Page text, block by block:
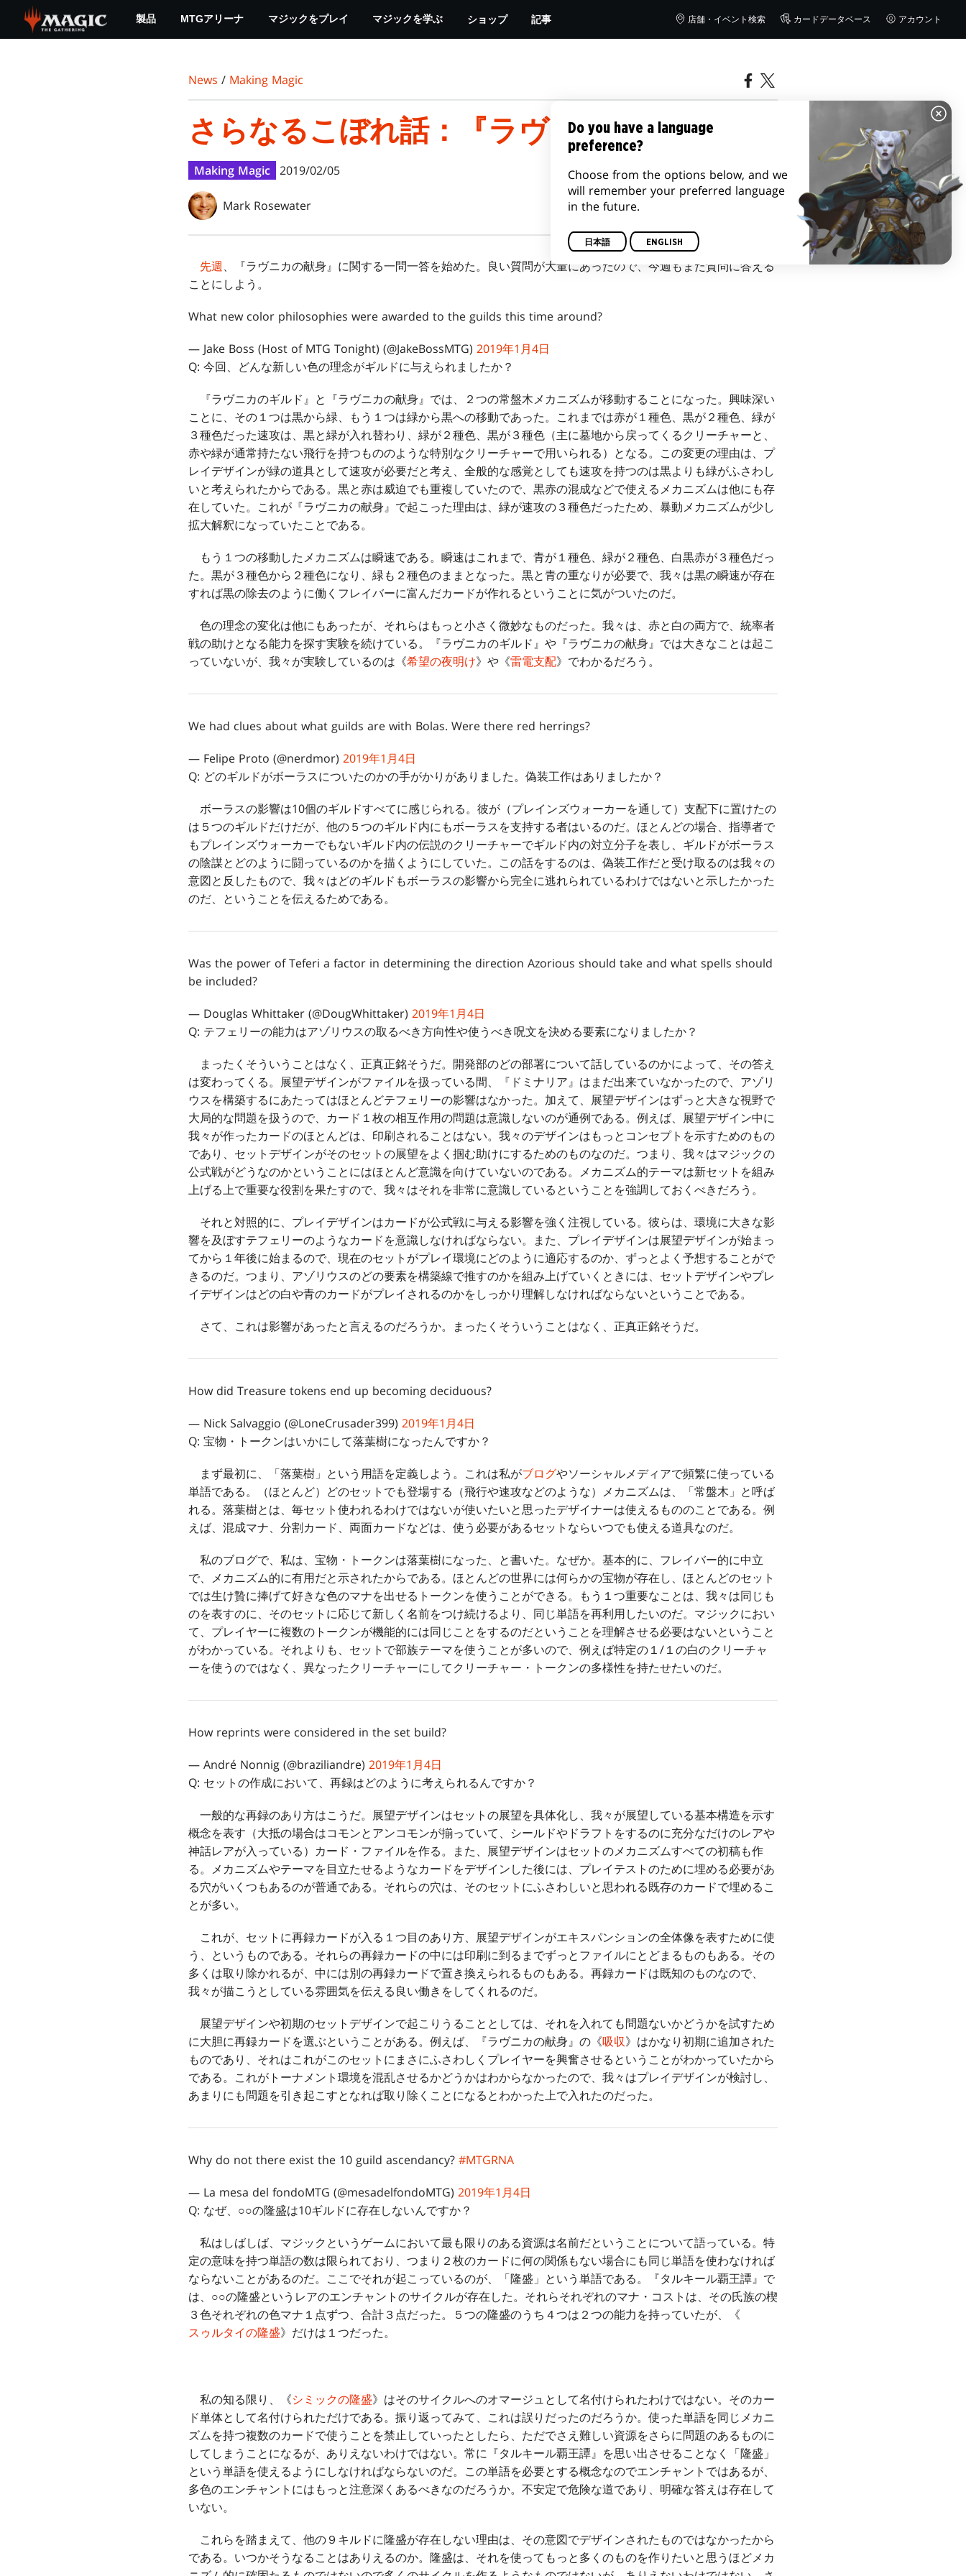
main
製品 MTGアリーナ マジックをプレイ マジックを学ぶ ショップ 記事 店舗・イベント検索 カードデータベース アカウント
News / Making Magic
さらなるこぼれ話：『ラヴニカの献身』
Making Magic 2019/02/05
Mark Rosewater
先週、『ラヴニカの献身』に関する一問一答を始めた。良い質問が大量にあったので、今週もまた質問に答える
ことにしよう。
What new color philosophies were awarded to the guilds this time around?
— Jake Boss (Host of MTG Tonight) (@JakeBossMTG) 2019年1月4日
Q: 今回、どんな新しい色の理念がギルドに与えられましたか？
『ラヴニカのギルド』と『ラヴニカの献身』では、２つの常盤木メカニズムが移動することになった。興味深い
ことに、その１つは黒から緑、もう１つは緑から黒への移動であった。これまでは赤が１種色、黒が２種色、緑が
３種色だった速攻は、黒と緑が入れ替わり、緑が２種色、黒が３種色（主に墓地から戻ってくるクリーチャーと、
赤や緑が通常持たない飛行を持つもののような特別なクリーチャーで用いられる）となる。この変更の理由は、プ
レイデザインが緑の道具として速攻が必要だと考え、全般的な感覚としても速攻を持つのは黒よりも緑がふさわし
いと考えられたからである。黒と赤は威迫でも重複していたので、黒赤の混成などで使えるメカニズムは他にも存
在していた。これが『ラヴニカの献身』で起こった理由は、緑が速攻の３種色だったため、暴動メカニズムが少し
拡大解釈になっていたことである。
もう１つの移動したメカニズムは瞬速である。瞬速はこれまで、青が１種色、緑が２種色、白黒赤が３種色だっ
た。黒が３種色から２種色になり、緑も２種色のままとなった。黒と青の重なりが必要で、我々は黒の瞬速が存在
すれば黒の除去のように働くフレイバーに富んだカードが作れるということに気がついたのだ。
色の理念の変化は他にもあったが、それらはもっと小さく微妙なものだった。我々は、赤と白の両方で、統率者
戦の助けとなる能力を探す実験を続けている。『ラヴニカのギルド』や『ラヴニカの献身』では大きなことは起こ
っていないが、我々が実験しているのは《希望の夜明け》や《雷電支配》でわかるだろう。
We had clues about what guilds are with Bolas. Were there red herrings?
— Felipe Proto (@nerdmor) 2019年1月4日
Q: どのギルドがボーラスについたのかの手がかりがありました。偽装工作はありましたか？
ボーラスの影響は10個のギルドすべてに感じられる。彼が（プレインズウォーカーを通して）支配下に置けたの
は５つのギルドだけだが、他の５つのギルド内にもボーラスを支持する者はいるのだ。ほとんどの場合、指導者で
もプレインズウォーカーでもないギルド内の伝説のクリーチャーでギルド内の対立分子を表し、ギルドがボーラス
の陰謀とどのように闘っているのかを描くようにしていた。この話をするのは、偽装工作だと受け取るのは我々の
意図と反したもので、我々はどのギルドもボーラスの影響から完全に逃れられているわけではないと示したかった
のだ、ということを伝えるためである。
Was the power of Teferi a factor in determining the direction Azorious should take and what spells should
be included?
— Douglas Whittaker (@DougWhittaker) 2019年1月4日
Q: テフェリーの能力はアゾリウスの取るべき方向性や使うべき呪文を決める要素になりましたか？
まったくそういうことはなく、正真正銘そうだ。開発部のどの部署について話しているのかによって、その答え
は変わってくる。展望デザインがファイルを扱っている間、『ドミナリア』はまだ出来ていなかったので、アゾリ
ウスを構築するにあたってはほとんどテフェリーの影響はなかった。加えて、展望デザインはずっと大きな視野で
大局的な問題を扱うので、カード１枚の相互作用の問題は意識しないのが通例である。例えば、展望デザイン中に
我々が作ったカードのほとんどは、印刷されることはない。我々のデザインはもっとコンセプトを示すためのもの
であり、セットデザインがそのセットの展望をよく掴む助けにするためのものなのだ。つまり、我々はマジックの
公式戦がどうなのかということにはほとんど意識を向けていないのである。メカニズム的テーマは新セットを組み
上げる上で重要な役割を果たすので、我々はそれを非常に意識しているということを強調しておくべきだろう。
それと対照的に、プレイデザインはカードが公式戦に与える影響を強く注視している。彼らは、環境に大きな影
響を及ぼすテフェリーのようなカードを意識しなければならない。また、プレイデザインは展望デザインが始まっ
てから１年後に始まるので、現在のセットがプレイ環境にどのように適応するのか、ずっとよく予想することがで
きるのだ。つまり、アゾリウスのどの要素を構築線で推すのかを組み上げていくときには、セットデザインやプレ
イデザインはどの白や青のカードがプレイされるのかをしっかり理解しなければならないということである。
さて、これは影響があったと言えるのだろうか。まったくそういうことはなく、正真正銘そうだ。
How did Treasure tokens end up becoming deciduous?
— Nick Salvaggio (@LoneCrusader399) 2019年1月4日
Q: 宝物・トークンはいかにして落葉樹になったんですか？
まず最初に、「落葉樹」という用語を定義しよう。これは私がブログやソーシャルメディアで頻繁に使っている
単語である。（ほとんど）どのセットでも登場する（飛行や速攻などのような）メカニズムは、「常盤木」と呼ば
れる。落葉樹とは、毎セット使われるわけではないが使いたいと思ったデザイナーは使えるもののことである。例
えば、混成マナ、分割カード、両面カードなどは、使う必要があるセットならいつでも使える道具なのだ。
私のブログで、私は、宝物・トークンは落葉樹になった、と書いた。なぜか。基本的に、フレイバー的に中立
で、メカニズム的に有用だと示されたからである。ほとんどの世界には何らかの宝物が存在し、ほとんどのセット
では生け贄に捧げて好きな色のマナを出せるトークンを使うことができる。もう１つ重要なことは、我々は同じも
のを表すのに、そのセットに応じて新しく名前をつけ続けるより、同じ単語を再利用したいのだ。マジックにおい
て、プレイヤーに複数のトークンが機能的には同じことをするのだということを理解させる必要はないということ
がわかっている。それよりも、セットで部族テーマを使うことが多いので、例えば特定の１/１の白のクリーチャ
ーを使うのではなく、異なったクリーチャーにしてクリーチャー・トークンの多様性を持たせたいのだ。
How reprints were considered in the set build?
— André Nonnig (@braziliandre) 2019年1月4日
Q: セットの作成において、再録はどのように考えられるんですか？
一般的な再録のあり方はこうだ。展望デザインはセットの展望を具体化し、我々が展望している基本構造を示す
概念を表す（大抵の場合はコモンとアンコモンが揃っていて、シールドやドラフトをするのに充分なだけのレアや
神話レアが入っている）カード・ファイルを作る。また、展望デザインはセットのメカニズムすべての初稿も作
る。メカニズムやテーマを目立たせるようなカードをデザインした後には、プレイテストのために埋める必要があ
る穴がいくつもあるのが普通である。それらの穴は、そのセットにふさわしいと思われる既存のカードで埋めるこ
とが多い。
これが、セットに再録カードが入る１つ目のあり方、展望デザインがエキスパンションの全体像を表すために使
う、というものである。それらの再録カードの中には印刷に到るまでずっとファイルにとどまるものもある。その
多くは取り除かれるが、中には別の再録カードで置き換えられるものもある。再録カードは既知のものなので、
我々が描こうとしている雰囲気を伝える良い働きをしてくれるのだ。
展望デザインや初期のセットデザインで起こりうることとしては、それを入れても問題ないかどうかを試すため
に大胆に再録カードを選ぶということがある。例えば、『ラヴニカの献身』の《吸収》はかなり初期に追加された
ものであり、それはこれがこのセットにまさにふさわしくプレイヤーを興奮させるということがわかっていたから
である。これがトーナメント環境を混乱させるかどうかはわからなかったので、我々はプレイデザインが検討し、
あまりにも問題を引き起こすとなれば取り除くことになるとわかった上で入れたのだった。
Why do not there exist the 10 guild ascendancy? #MTGRNA
— La mesa del fondoMTG (@mesadelfondoMTG) 2019年1月4日
Q: なぜ、○○の隆盛は10ギルドに存在しないんですか？
私はしばしば、マジックというゲームにおいて最も限りのある資源は名前だということについて語っている。特
定の意味を持つ単語の数は限られており、つまり２枚のカードに何の関係もない場合にも同じ単語を使わなければ
ならないことがあるのだ。ここでそれが起こっているのが、「隆盛」という単語である。『タルキール覇王譚』で
は、○○の隆盛というレアのエンチャントのサイクルが存在した。それらそれぞれのマナ・コストは、その氏族の楔
３色それぞれの色マナ１点ずつ、合計３点だった。５つの隆盛のうち４つは２つの能力を持っていたが、《
スゥルタイの隆盛》だけは１つだった。
私の知る限り、《シミックの隆盛》はそのサイクルへのオマージュとして名付けられたわけではない。そのカー
ド単体として名付けられただけである。振り返ってみて、これは誤りだったのだろうか。使った単語を同じメカニ
ズムを持つ複数のカードで使うことを禁止していったとしたら、ただでさえ難しい資源をさらに問題のあるものに
してしまうことになるが、ありえないわけではない。常に『タルキール覇王譚』を思い出させることなく「隆盛」
という単語を使えるようにしなければならないのだ。この単語を必要とする概念なのでエンチャントではあるが、
多色のエンチャントにはもっと注意深くあるべきなのだろうか。不安定で危険な道であり、明確な答えは存在して
いない。
これらを踏まえて、他の９キルドに隆盛が存在しない理由は、その意図でデザインされたものではなかったから
である。いつかそうなることはありえるのか。隆盛は、それを使ってもっと多くのものを作りたいと思うほどメカ
Do you have a language
preference?
Choose from the options below, and we
will remember your preferred language
in the future.
日本語 ENGLISH